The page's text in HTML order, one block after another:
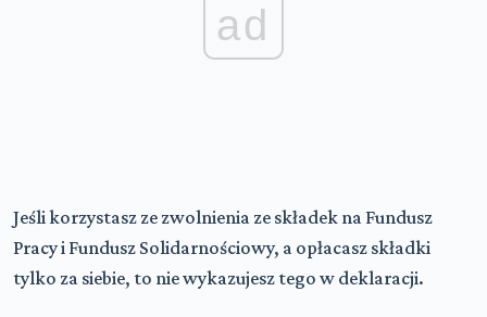
ad
Jeśli korzystasz ze zwolnienia ze składek na Fundusz
Pracy i Fundusz Solidarnościowy, a opłacasz składki
tylko za siebie, to nie wykazujesz tego w deklaracji.